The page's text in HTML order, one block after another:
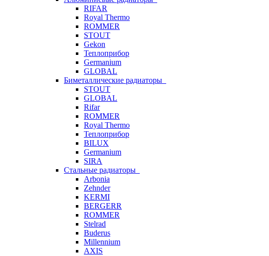
RIFAR
Royal Thermo
ROMMER
STOUT
Gekon
Теплоприбор
Germanium
GLOBAL
Биметаллические радиаторы
STOUT
GLOBAL
Rifar
ROMMER
Royal Thermo
Теплоприбор
BILUX
Germanium
SIRA
Стальные радиаторы
Arbonia
Zehnder
KERMI
BERGERR
ROMMER
Stelrad
Buderus
Millennium
AXIS